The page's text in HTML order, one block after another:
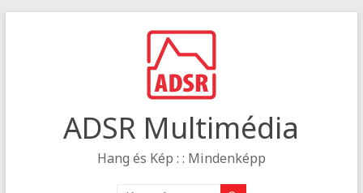
ADSR Multimédia
Hang és Kép : : Mindenképp